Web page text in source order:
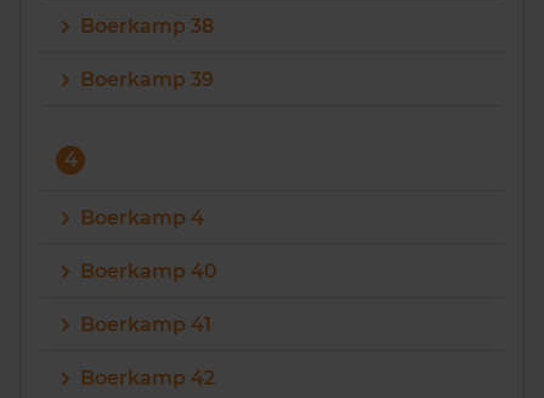
Boerkamp 38
Boerkamp 39
4
Boerkamp 4
Boerkamp 40
Boerkamp 41
Boerkamp 42